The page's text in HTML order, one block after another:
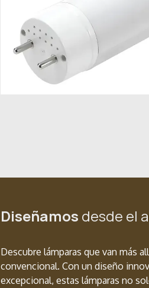
Diseñamos desde el
Descubre lámparas que van más
convencional. Con un diseño
excepcional, estas lámparas no